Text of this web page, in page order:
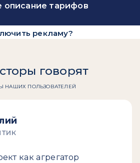
описание тарифов
рекламу?
говорят
НАШИХ ПОЛЬЗОВАТЕЛЕЙ
как агрегатор